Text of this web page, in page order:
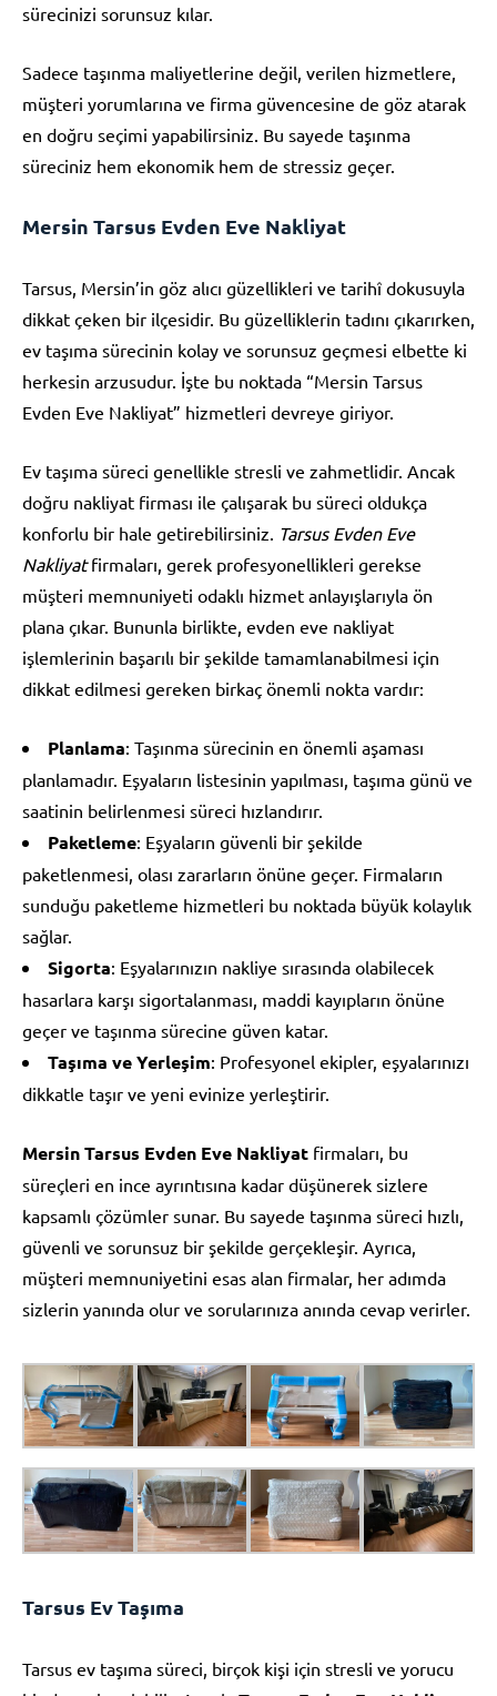
sürecinizi sorunsuz kılar.
Sadece taşınma maliyetlerine değil, verilen hizmetlere,
müşteri yorumlarına ve firma güvencesine de göz atarak
en doğru seçimi yapabilirsiniz. Bu sayede taşınma
süreciniz hem ekonomik hem de stressiz geçer.
Mersin Tarsus Evden Eve Nakliyat
Tarsus, Mersin’in göz alıcı güzellikleri ve tarihî dokusuyla
dikkat çeken bir ilçesidir. Bu güzelliklerin tadını çıkarırken,
ev taşıma sürecinin kolay ve sorunsuz geçmesi elbette ki
herkesin arzusudur. İşte bu noktada “Mersin Tarsus
Evden Eve Nakliyat” hizmetleri devreye giriyor.
Ev taşıma süreci genellikle stresli ve zahmetlidir. Ancak
doğru nakliyat firması ile çalışarak bu süreci oldukça
konforlu bir hale getirebilirsiniz. Tarsus Evden Eve
Nakliyatfirmaları, gerek profesyonellikleri gerekse
müşteri memnuniyeti odaklı hizmet anlayışlarıyla ön
plana çıkar. Bununla birlikte, evden eve nakliyat
işlemlerinin başarılı bir şekilde tamamlanabilmesi için
dikkat edilmesi gereken birkaç önemli nokta vardır:
Planlama: Taşınma sürecinin en önemli aşaması
planlamadır. Eşyaların listesinin yapılması, taşıma günü ve
saatinin belirlenmesi süreci hızlandırır.
Paketleme: Eşyaların güvenli bir şekilde
paketlenmesi, olası zararların önüne geçer. Firmaların
sunduğu paketleme hizmetleri bu noktada büyük kolaylık
sağlar.
Sigorta: Eşyalarınızın nakliye sırasında olabilecek
hasarlara karşı sigortalanması, maddi kayıpların önüne
geçer ve taşınma sürecine güven katar.
Taşıma ve Yerleşim: Profesyonel ekipler, eşyalarınızı
dikkatle taşır ve yeni evinize yerleştirir.
Mersin Tarsus Evden Eve Nakliyat firmaları, bu
süreçleri en ince ayrıntısına kadar düşünerek sizlere
kapsamlı çözümler sunar. Bu sayede taşınma süreci hızlı,
güvenli ve sorunsuz bir şekilde gerçekleşir. Ayrıca,
müşteri memnuniyetini esas alan firmalar, her adımda
sizlerin yanında olur ve sorularınıza anında cevap verirler.
Tarsus Ev Taşıma
Tarsus ev taşıma süreci, birçok kişi için stresli ve yorucu